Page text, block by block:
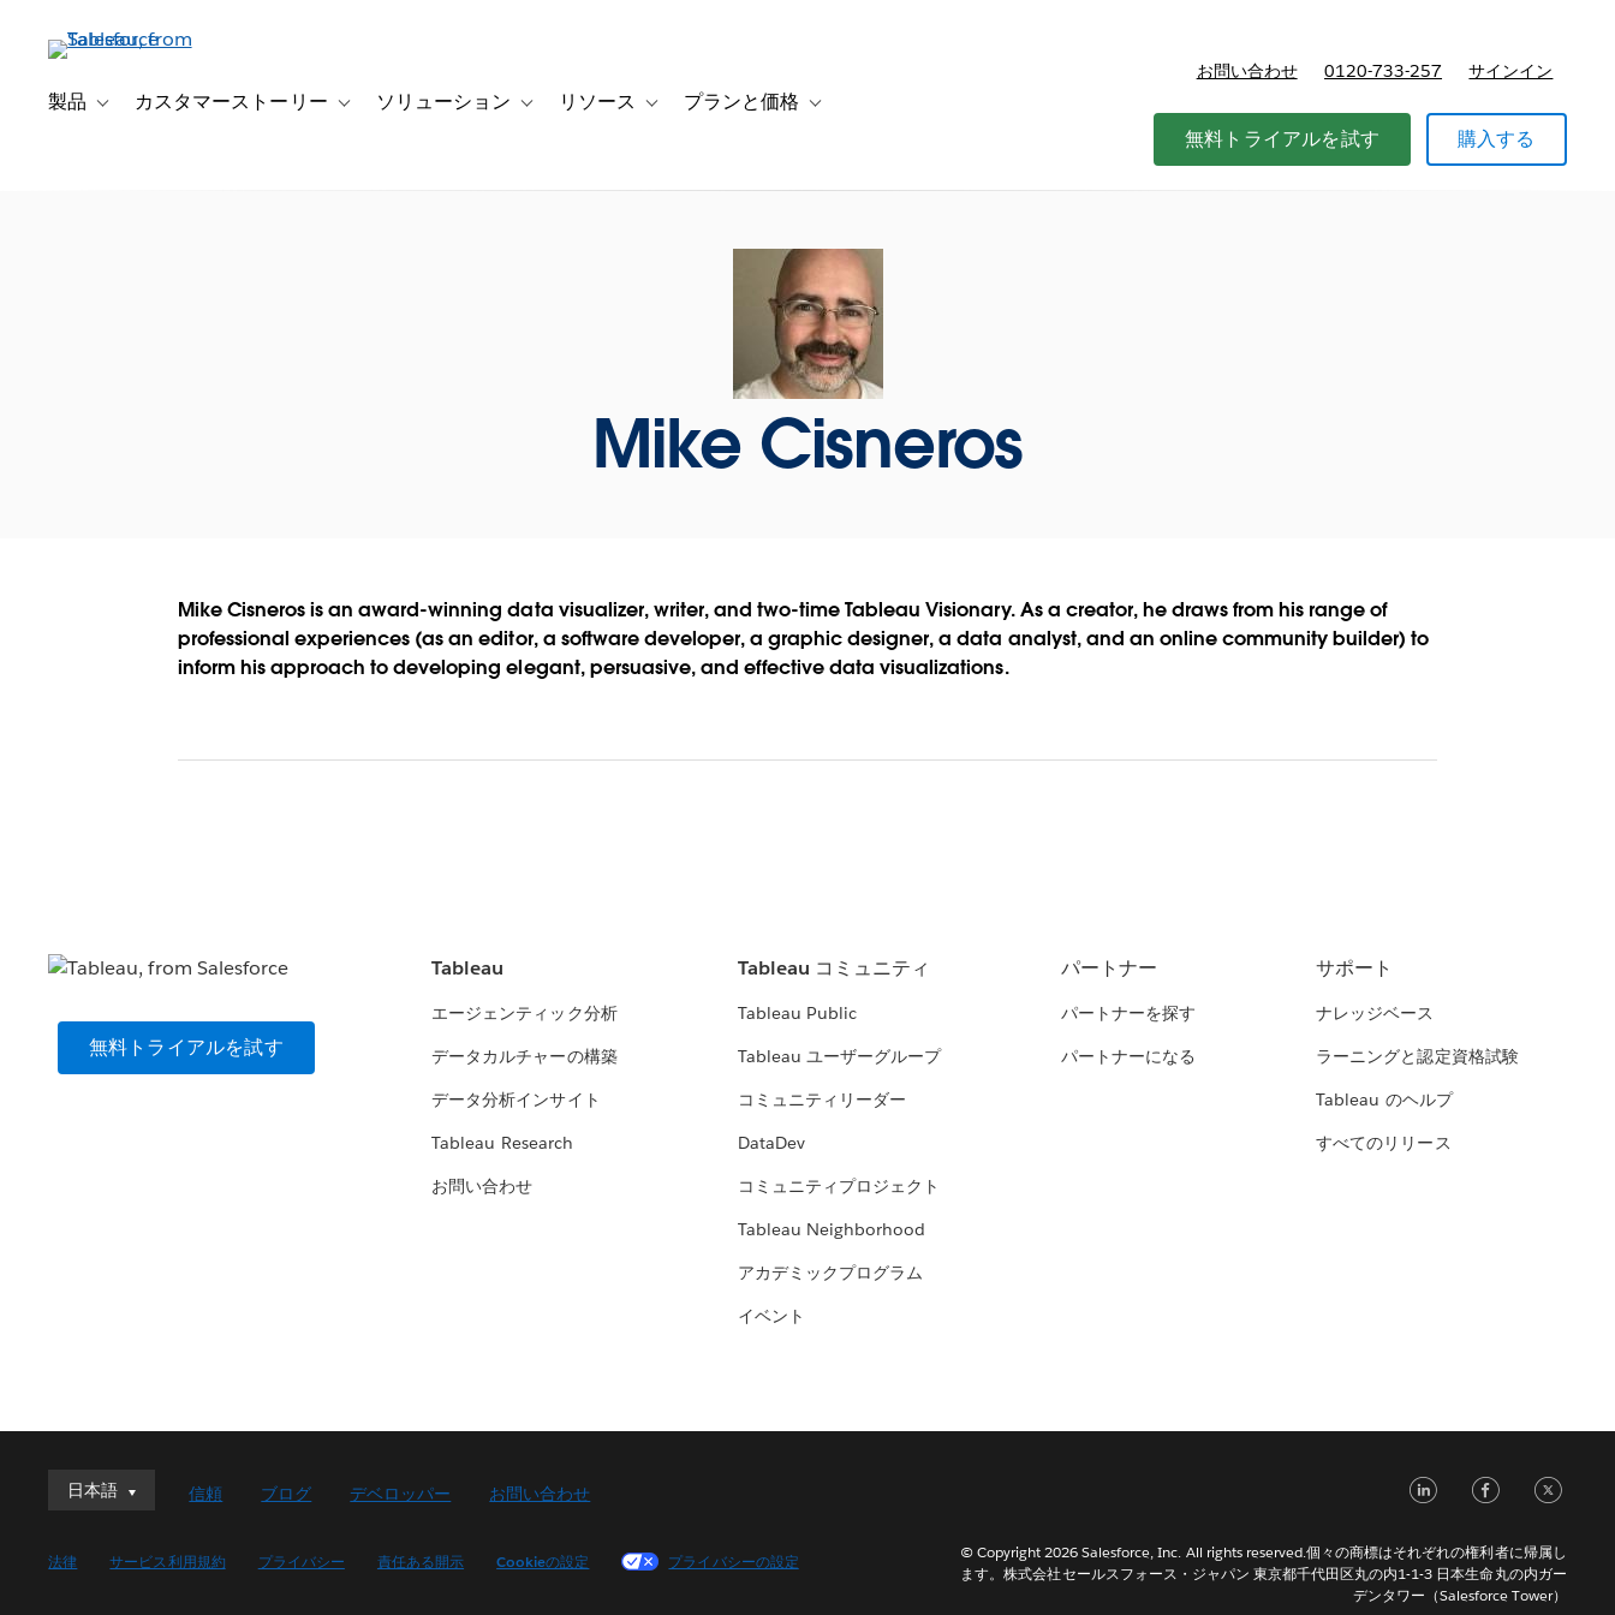
製品 Toggle sub-navigation for 製品
カスタマーストーリー Toggle sub-navigation for カスタマーストーリー
ソリューション Toggle sub-navigation for ソリューション
リソース Toggle sub-navigation for リソース
プランと価格 Toggle sub-navigation for プランと価格
お問い合わせ 0120-733-257 サインイン
無料トライアルを試す 購入する
Mike Cisneros
Mike Cisneros is an award-winning data visualizer, writer, and two-time Tableau Visionary. As a creator, he draws from his range of
professional experiences (as an editor, a software developer, a graphic designer, a data analyst, and an online community builder) to
inform his approach to developing elegant, persuasive, and effective data visualizations.
無料トライアルを試す
Tableau
エージェンティック分析
データカルチャーの構築
データ分析インサイト
Tableau Research
お問い合わせ
Tableau コミュニティ
Tableau Public
Tableau ユーザーグループ
コミュニティリーダー
DataDev
コミュニティプロジェクト
Tableau Neighborhood
アカデミックプログラム
イベント
パートナー
パートナーを探す
パートナーになる
サポート
ナレッジベース
ラーニングと認定資格試験
Tableau のヘルプ
すべてのリリース
日本語
日本語
English (UK)
信頼 ブログ デベロッパー お問い合わせ
法律 サービス利用規約 プライバシー 責任ある開示 Cookieの設定 プライバシーの設定
LinkedIn
© Copyright 2026 Salesforce, Inc. All rights reserved.個々の商標はそれぞれの権利者に帰属し
ます。株式会社セールスフォース・ジャパン 東京都千代田区丸の内1-1-3 日本生命丸の内ガー
デンタワー（Salesforce Tower）